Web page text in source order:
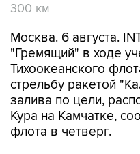
Москва. 6 августа.
Тихоокеанского
стрельбу ракетой
залива по цели,
Кура на Камчатке,
флота в четверг.
"В расчетное время